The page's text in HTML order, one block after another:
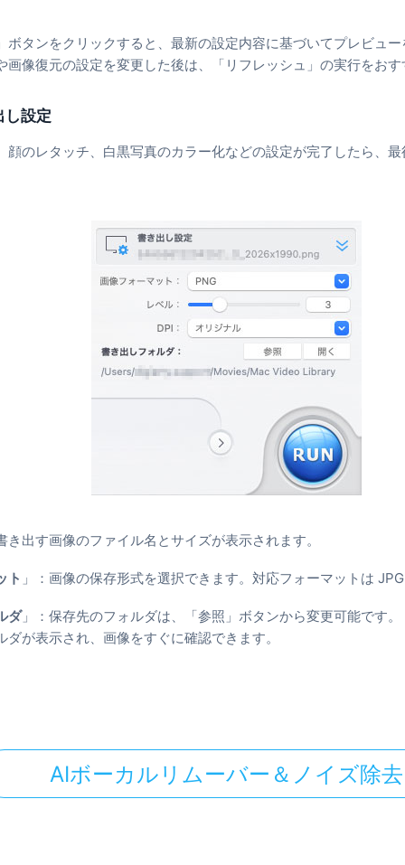
ボタンをクリックすると、最新の設定内容に基づいてプレビュ
画像復元の設定を変更した後は、「リフレッシュ」の実行をお
設定
顔のレタッチ、白黒写真のカラー化などの設定が完了したら、
き出す画像のファイル名とサイズが表示されます。
ト 」：画像の保存形式を選択できます。対応フォーマットは
ダ」：保存先のフォルダは、「参照」ボタンから変更可能です
ダが表示され、画像をすぐに確認できます。
AIボーカルリムーバー＆ノイズ除去